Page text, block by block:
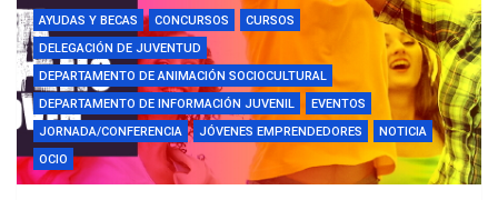
AYUDAS Y BECAS CONCURSOS
CURSOS
DELEGACIÓN DE JUVENTUD
DEPARTAMENTO DE ANIMACIÓN SOCIOCULTURAL
DEPARTAMENTO DE INFORMACIÓN JUVENIL
EVENTOS
JORNADA/CONFERENCIA
JÓVENES EMPRENDEDORES
NOTICIA
OCIO